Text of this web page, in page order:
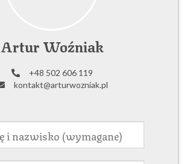
Artur Woźniak
+48 502 606 119
kontakt@arturwozniak.pl